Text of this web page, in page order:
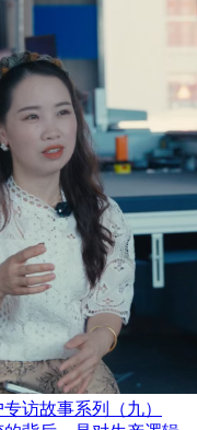
访故事系列（九）